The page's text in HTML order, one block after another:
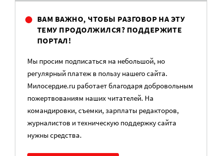
ВАМ ВАЖНО, ЧТОБЫ РАЗГОВОР НА ЭТУ
ТЕМУ ПРОДОЛЖИЛСЯ? ПОДДЕРЖИТЕ
ПОРТАЛ!
Мы просим подписаться на небольшой, но
регулярный платеж в пользу нашего сайта.
Милосердие.ru работает благодаря добровольным
пожертвованиям наших читателей. На
командировки, съемки, зарплаты редакторов,
журналистов и техническую поддержку сайта
нужны средства.